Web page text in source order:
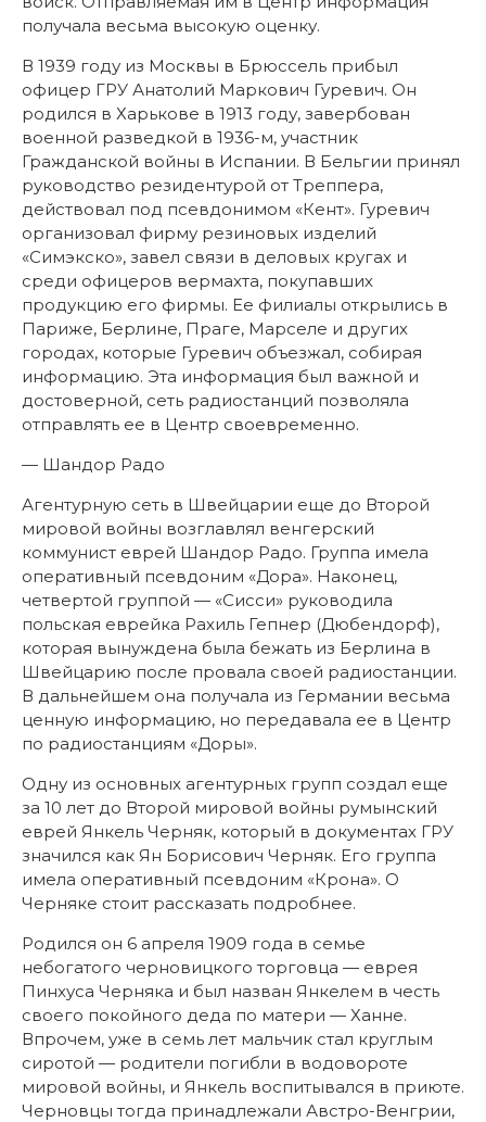
получала весьма высокую оценку.
В 1939 году из Москвы в Брюссель прибыл
офицер ГРУ Анатолий Маркович Гуревич. Он
родился в Харькове в 1913 году, завербован
военной разведкой в 1936-м, участник
Гражданской войны в Испании. В Бельгии принял
руководство резидентурой от Треппера,
действовал под псевдонимом «Кент». Гуревич
организовал фирму резиновых изделий
«Симэкско», завел связи в деловых кругах и
среди офицеров вермахта, покупавших
продукцию его фирмы. Ее филиалы открылись в
Париже, Берлине, Праге, Марселе и других
городах, которые Гуревич объезжал, собирая
информацию. Эта информация был важной и
достоверной, сеть радиостанций позволяла
отправлять ее в Центр своевременно.
— Шандор Радо
Агентурную сеть в Швейцарии еще до Второй
мировой войны возглавлял венгерский
коммунист еврей Шандор Радо. Группа имела
оперативный псевдоним «Дора». Наконец,
четвертой группой — «Сисси» руководила
польская еврейка Рахиль Гепнер (Дюбендорф),
которая вынуждена была бежать из Берлина в
Швейцарию после провала своей радиостанции.
В дальнейшем она получала из Германии весьма
ценную информацию, но передавала ее в Центр
по радиостанциям «Доры».
Одну из основных агентурных групп создал еще
за 10 лет до Второй мировой войны румынский
еврей Янкель Черняк, который в документах ГРУ
значился как Ян Борисович Черняк. Его группа
имела оперативный псевдоним «Крона». О
Черняке стоит рассказать подробнее.
Родился он 6 апреля 1909 года в семье
небогатого черновицкого торговца — еврея
Пинхуса Черняка и был назван Янкелем в честь
своего покойного деда по матери — Ханне.
Впрочем, уже в семь лет мальчик стал круглым
сиротой — родители погибли в водовороте
мировой войны, и Янкель воспитывался в приюте.
Черновцы тогда принадлежали Австро-Венгрии,